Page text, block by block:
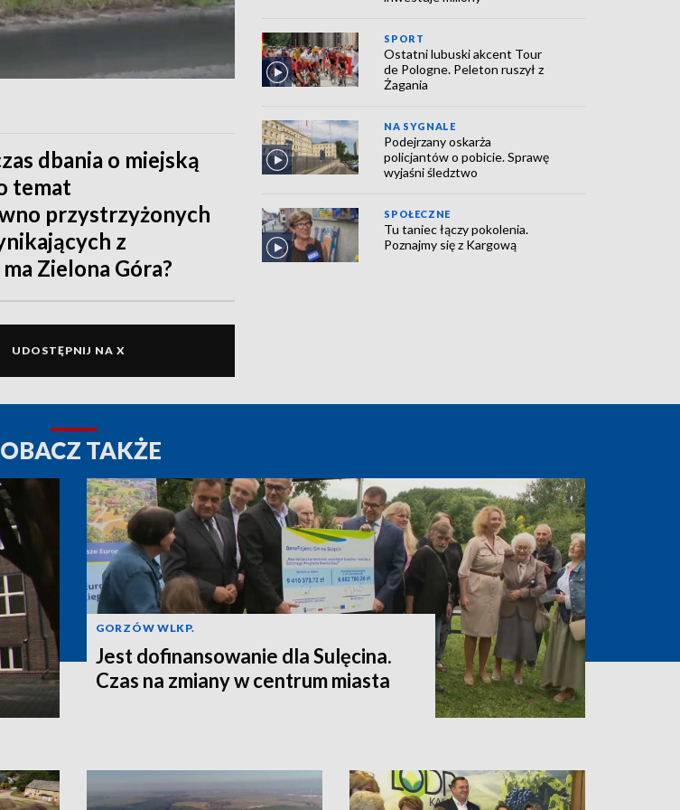
dbania o miejską
temat
przystrzyżonych
z
Zielona Góra?
UDOSTĘPNIJ NA X
SPORT
Ostatni lubuski akcent Tour
de Pologne. Peleton ruszył z
Żagania
NA SYGNALE
Podejrzany oskarża
policjantów o pobicie. Sprawę
wyjaśni śledztwo
SPOŁECZNE
Tu taniec łączy pokolenia.
Poznajmy się z Kargową
TAKŻE
GORZÓW WLKP.
Jest dofinansowanie dla Sulęcina.
Czas na zmiany w centrum miasta